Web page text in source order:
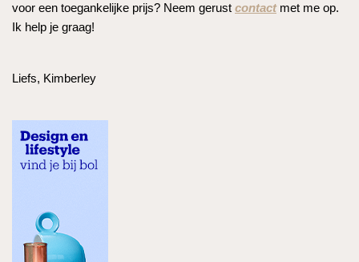
voor een toegankelijke prijs? Neem gerust contactmet me op.
Ik help je graag!
Liefs, Kimberley